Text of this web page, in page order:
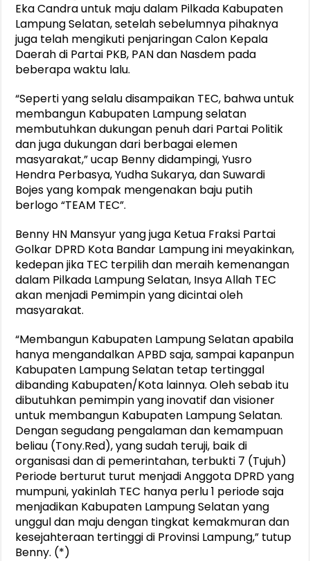
Eka Candra untuk maju dalam Pilkada Kabupaten
Lampung Selatan, setelah sebelumnya pihaknya
juga telah mengikuti penjaringan Calon Kepala
Daerah di Partai PKB, PAN dan Nasdem pada
beberapa waktu lalu.
“Seperti yang selalu disampaikan TEC, bahwa untuk
membangun Kabupaten Lampung selatan
membutuhkan dukungan penuh dari Partai Politik
dan juga dukungan dari berbagai elemen
masyarakat,” ucap Benny didampingi, Yusro
Hendra Perbasya, Yudha Sukarya, dan Suwardi
Bojes yang kompak mengenakan baju putih
berlogo “TEAM TEC”.
Benny HN Mansyur yang juga Ketua Fraksi Partai
Golkar DPRD Kota Bandar Lampung ini meyakinkan,
kedepan jika TEC terpilih dan meraih kemenangan
dalam Pilkada Lampung Selatan, Insya Allah TEC
akan menjadi Pemimpin yang dicintai oleh
masyarakat.
“Membangun Kabupaten Lampung Selatan apabila
hanya mengandalkan APBD saja, sampai kapanpun
Kabupaten Lampung Selatan tetap tertinggal
dibanding Kabupaten/Kota lainnya. Oleh sebab itu
dibutuhkan pemimpin yang inovatif dan visioner
untuk membangun Kabupaten Lampung Selatan.
Dengan segudang pengalaman dan kemampuan
beliau (Tony.Red), yang sudah teruji, baik di
organisasi dan di pemerintahan, terbukti 7 (Tujuh)
Periode berturut turut menjadi Anggota DPRD yang
mumpuni, yakinlah TEC hanya perlu 1 periode saja
menjadikan Kabupaten Lampung Selatan yang
unggul dan maju dengan tingkat kemakmuran dan
kesejahteraan tertinggi di Provinsi Lampung,” tutup
Benny. (*)